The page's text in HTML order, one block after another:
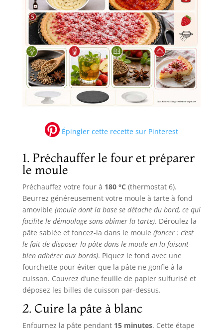
Épingler cette recette sur Pinterest
1. Préchauffer le four et préparer
le moule
Préchauffez votre four à 180 °C (thermostat 6).
Beurrez généreusement votre moule à tarte à fond
amovible (moule dont la base se détache du bord, ce qui
facilite le démoulage sans abîmer la tarte). Déroulez la
pâte sablée et foncez-la dans le moule (foncer : c’est
le fait de disposer la pâte dans le moule en la faisant
bien adhérer aux bords). Piquez le fond avec une
fourchette pour éviter que la pâte ne gonfle à la
cuisson. Couvrez d’une feuille de papier sulfurisé et
déposez les billes de cuisson par-dessus.
2. Cuire la pâte à blanc
Enfournez la pâte pendant 15 minutes. Cette étape